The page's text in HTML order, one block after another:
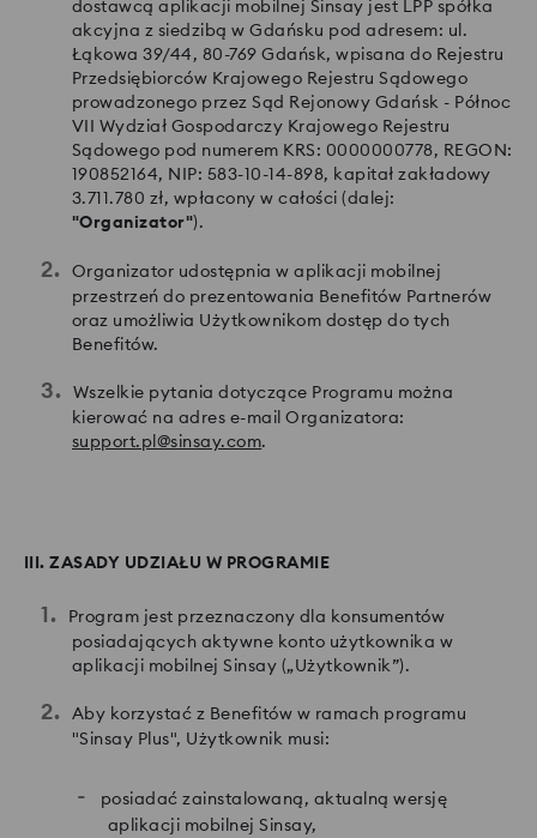
dostawcą aplikacji mobilnej Sinsay jest LPP spółka
akcyjna z siedzibą w Gdańsku pod adresem: ul.
Łąkowa 39/44, 80-769 Gdańsk, wpisana do Rejestru
Przedsiębiorców Krajowego Rejestru Sądowego
prowadzonego przez Sąd Rejonowy Gdańsk - Północ
VII Wydział Gospodarczy Krajowego Rejestru
Sądowego pod numerem KRS: 0000000778, REGON:
190852164, NIP: 583-10-14-898, kapitał zakładowy
3.711.780 zł, wpłacony w całości (dalej:
"Organizator").
Organizator udostępnia w aplikacji mobilnej
przestrzeń do prezentowania Benefitów Partnerów
oraz umożliwia Użytkownikom dostęp do tych
Benefitów.
Wszelkie pytania dotyczące Programu można
kierować na adres e-mail Organizatora:
support.pl@sinsay.com.
III. ZASADY UDZIAŁU W PROGRAMIE
Program jest przeznaczony dla konsumentów
posiadających aktywne konto użytkownika w
aplikacji mobilnej Sinsay („Użytkownik”).
Aby korzystać z Benefitów w ramach programu
"Sinsay Plus", Użytkownik musi:
posiadać zainstalowaną, aktualną wersję
aplikacji mobilnej Sinsay,